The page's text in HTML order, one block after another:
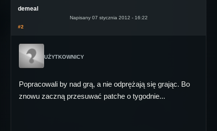
demeal
Napisany 07 stycznia 2012 - 16:22
#2
UŻYTKOWNICY
Popracowali by nad grą, a nie odprężają się grając. Bo
znowu zaczną przesuwać patche o tygodnie...